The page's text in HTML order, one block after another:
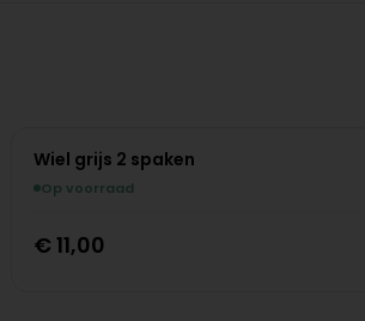
Wiel grijs 2 spaken
Op voorraad
€ 11,00